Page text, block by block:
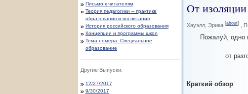
Письмо к читателям
Теория педагогики – практике
образования и воспитания
История российского образования
Концепции и программы школ
Тема номера: Специальное
образование
Другие Выпуски:
12/27/2017
9/30/2017
От
Хауэлл, Эрика [about] ,
Пожалуй, одно
от
Краткий обзор